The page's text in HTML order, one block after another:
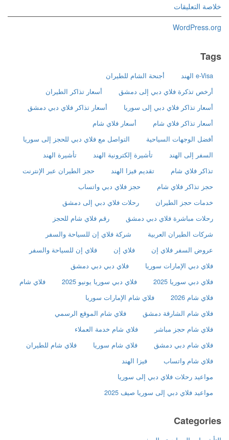
خلاصة التعليقات
WordPress.org
Tags
e-Visa الهند
أجنحة الشام للطيران
أرخص تذكرة فلاي دبي إلى دمشق
أسعار تذاكر الطيران
أسعار تذاكر فلاي دبي إلى سوريا
أسعار تذاكر فلاي دبي دمشق
أسعار تذاكر فلاي شام
أسعار فلاي شام
أفضل الوجهات السياحية
التواصل مع فلاي دبي للحجز إلى سوريا
السفر إلى الهند
تأشيرة إلكترونية الهند
تأشيرة الهند
تذاكر فلاي شام
تقديم فيزا الهند
حجز الطيران عبر الإنترنت
حجز تذاكر فلاي شام
حجز فلاي دبي واتساب
خدمات حجز الطيران
رحلات فلاي دبي إلى دمشق
رحلات مباشرة فلاي دبي دمشق
رقم فلاي شام للحجز
شركات الطيران العربية
شركة فلاي إن للسياحة والسفر
عروض السفر فلاي إن
فلاي إن
فلاي إن للسياحة والسفر
فلاي دبي الإمارات سوريا
فلاي دبي دبي دمشق
فلاي دبي سوريا 2025
فلاي دبي سوريا يونيو 2025
فلاي شام
فلاي شام 2026
فلاي شام الإمارات سوريا
فلاي شام الشارقة دمشق
فلاي شام الموقع الرسمي
فلاي شام حجز مباشر
فلاي شام خدمة العملاء
فلاي شام دبي دمشق
فلاي شام سوريا
فلاي شام للطيران
فلاي شام واتساب
فيزا الهند
مواعيد رحلات فلاي دبي إلى سوريا
مواعيد فلاي دبي إلى سوريا صيف 2025
Categories